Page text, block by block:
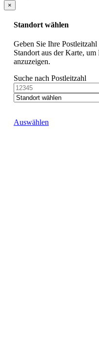
×
Standort wählen
Geben Sie Ihre
Standort aus der Karte,
anzuzeigen.
Suche nach Postleitzahl
Auswählen